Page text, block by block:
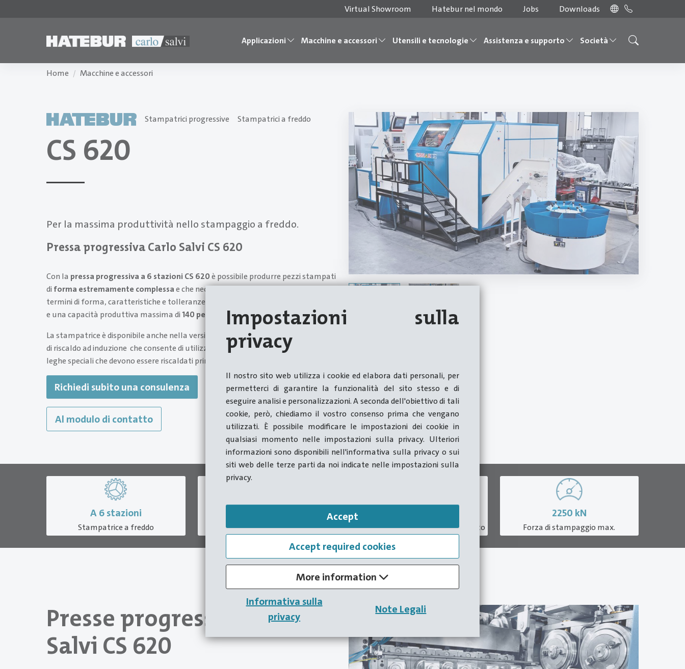
Impostazioni sulla
privacy
Il nostro sito web utilizza i cookie ed elabora dati personali, per
permetterci di garantire la funzionalità del sito stesso e di
eseguire analisi e personalizzazioni. A seconda dell'obiettivo di tali
cookie, però, chiediamo il vostro consenso prima che vengano
utilizzati. È possibile modificare le impostazioni dei cookie in
qualsiasi momento nelle impostazioni sulla privacy. Ulteriori
informazioni sono disponibili nell'informativa sulla privacy o sui
siti web delle terze parti da noi indicate nelle impostazioni sulla
privacy.
Accept
Accept required cookies
More information
Informativa sulla
privacy
Note Legali
Virtual Showroom Hatebur nel mondo Jobs Downloads
Applicazioni Macchine e accessori Utensili e tecnologie Assistenza e supporto Società
Home Macchine e accessori
Stampatrici progressive Stampatrici a freddo
CS 620
Per la massima produttività nello stampaggio a freddo.
Pressa progressiva Carlo Salvi CS 620
Con la pressa progressiva a 6 stazioni CS 620è possibile produrre pezzi stampati
di forma estremamente complessae che necessitano dispeciali requisitiin
termini di forma, caratteristiche e tolleranze, con
e una capacità produttiva massima di140 pezzi al minuto.
La stampatrice è disponibile anche nella versione CS 620 WS, dotata di un sistema
di riscaldo ad induzione che consente di utilizzare materiali come il titanio e le
leghe speciali che devono essere riscaldati prima della formatura.
Richiedi subito una consulenza
Al modulo di contatto
A6 stazioni
Stampatrice a freddo Diametro max del filo Velocità max. di produzione al minuto
2250 kN
Forza di stampaggio max.
Presse progressive Carlo
Salvi CS 620